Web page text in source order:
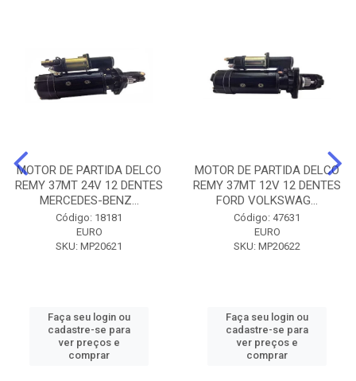
MOTOR DE PARTIDA DELCO
REMY 37MT 24V 12 DENTES
MERCEDES-BENZ...
Código: 18181
EURO
SKU: MP20621
Faça seu login ou
cadastre-se para
ver preços e
comprar
MOTOR DE PARTIDA DELCO
REMY 37MT 12V 12 DENTES
FORD VOLKSWAG...
Código: 47631
EURO
SKU: MP20622
Faça seu login ou
cadastre-se para
ver preços e
comprar